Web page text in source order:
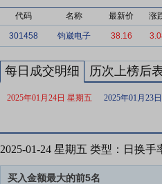
代码 名称 最新价 涨
301458 钧崴电子 38.16
每日成交明细 历次上榜后
2025年01月24日 星期五 2025年01月23
2025-01-24 星期五 类型：日换手
买入金额最大的前5名